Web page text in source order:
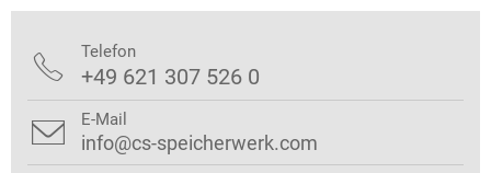
 Telefon
+49 621 307 526 0
 E-Mail
info@cs-speicherwerk.com